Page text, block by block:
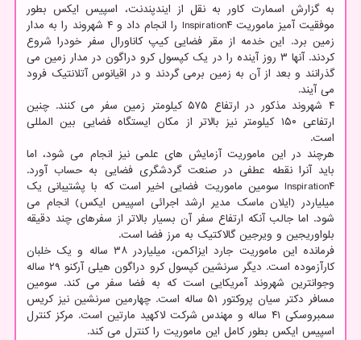
به گزارش اسمارت کاور به نقل از ایندپندنت، اسپیس ایکس بطور
موفقیت آمیز ماموریت Inspiration۴ را انجام داد و ۴ شهروند را به مدار
زمین برد. این خدمه از مقر فضایی کیپ کاناورال سفر خودرا شروع
کردند. آنها ۳ روز آینده را در یک کپسول کرو دراگون در مدار زمین می
گذرانند و بعد از آن به زمین برمی گردند و در اقیانوس آتلانتیک فرود
می آیند.
۴ شهروند مذکور در ارتفاع ۵۷۵ کیلومتر زمین سفر می کنند. چنین
ارتفاعی ۱۵۰ کیلومتر نیز بالاتر از مکان ایستگاه فضایی بین المللی
است.
هرچند در این ماموریت آزمایش های علمی نیز انجام می شود، اما
باید آنرا نقطه عطفی در صنعت گردشگری فضایی به حساب آورد.
Inspiration۴ سومین ماموریت فضایی اخیر است که با پشتیبانی یک
میلیاردر (ایلان ماسک مدیر ارشد اجرائی اسپیس ایکس) انجام می
شود. اما جالب آنکه ارتفاع سفر آن بسیار بالاتر از سفرهای چند دقیقه
بلواوریجین و ویرجین گالاکتیک به مرز فضا است.
فرمانده این ماموریت جارد ایزاکمن، میلیاردر ۳۸ ساله و یک خلبان
کارآزموده است. دیگر سرنشین کپسول کرو دراگون هیلی آرکنو ۲۹ ساله
وجوانترین شهروند آمریکایی است که به فضا سفر می کند. سومین
مسافر دکتر سیان پروکتور ۵۱ ساله است. چهارمین سرنشین نیز کریس
سمبروسکی ۴۱ ساله و مهندس شرکت لاکهید مارتین است. مرکز کنترل
اسپیس ایکس بطور کامل این ماموریت را کنترل می کند.